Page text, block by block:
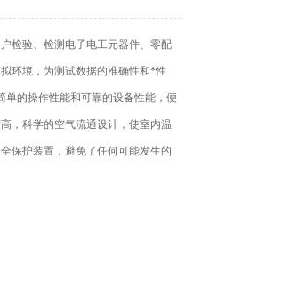
检验、检测电子电工元器件、零配
环境，为测试数据的准确性和*性
单的操作性能和可靠的设备性能，便
，科学的空气流通设计，使室内温
保护装置，避免了任何可能发生的